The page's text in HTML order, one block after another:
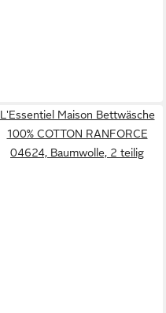
L'Essentiel Maison Bettwäsche
100% COTTON RANFORCE
04624, Baumwolle, 2 teilig